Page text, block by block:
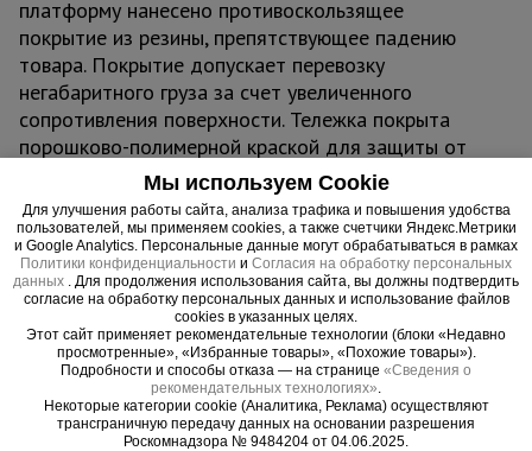
платформу нанесено противоскользящее
покрытие из резины, препятствующее падению
товара. Покрытие допускает перевозку
негабаритного груза за счет увеличенного
сопротивления поверхности. Тележка покрыта
порошково-полимерной краской для защиты от
коррозии и механических повреждений. В
комплект входит полный набор метизов для
сборки изделия.
Важные преимущества –
эффективная работа
Увеличенная грузоподъемность
Колеса диаметром 160 мм позволяют перевозить грузы массой
Мы используем Cookie
Для улучшения работы сайта, анализа трафика и повышения удобства
пользователей, мы применяем cookies, а также счетчики Яндекс.Метрики
и Google Analytics. Персональные данные могут обрабатываться в рамках
Политики конфиденциальности и Согласия на обработку персональных
данных . Для продолжения использования сайта, вы должны подтвердить
согласие на обработку персональных данных и использование файлов
cookies в указанных целях.
Этот сайт применяет рекомендательные технологии (блоки «Недавно
просмотренные», «Избранные товары», «Похожие товары»).
Подробности и способы отказа — на странице «Сведения о
рекомендательных технологиях».
Некоторые категории cookie (Аналитика, Реклама) осуществляют
трансграничную передачу данных на основании разрешения
Роскомнадзора № 9484204 от 04.06.2025.